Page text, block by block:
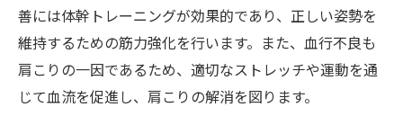
セルフケア習慣の確立
生活リズムの見直し
肩こり解消のための特化したエクササイズと
は？
善には体幹トレーニングが効果的であり、正しい姿勢を
維持するための筋力強化を行います。また、血行不良も
肩こりの一因であるため、適切なストレッチや運動を通
じて血流を促進し、肩こりの解消を図ります。